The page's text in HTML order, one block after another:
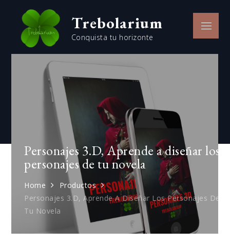
content
Trebolarium
Conquista tu horizonte
Menu
Personajes 3.D, Aprende a diseñar los
personajes de tu novela
Home
Productos
Personajes 3.D, Aprende A Diseñar Los Personajes De
Tu Novela